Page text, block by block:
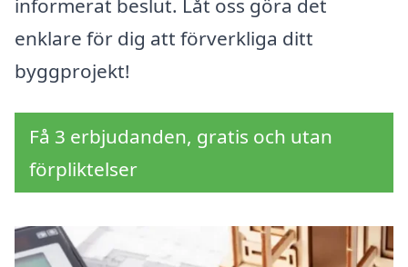
informerat beslut. Låt oss göra det
enklare för dig att förverkliga ditt
byggprojekt!
Få 3 erbjudanden, gratis och utan
förpliktelser